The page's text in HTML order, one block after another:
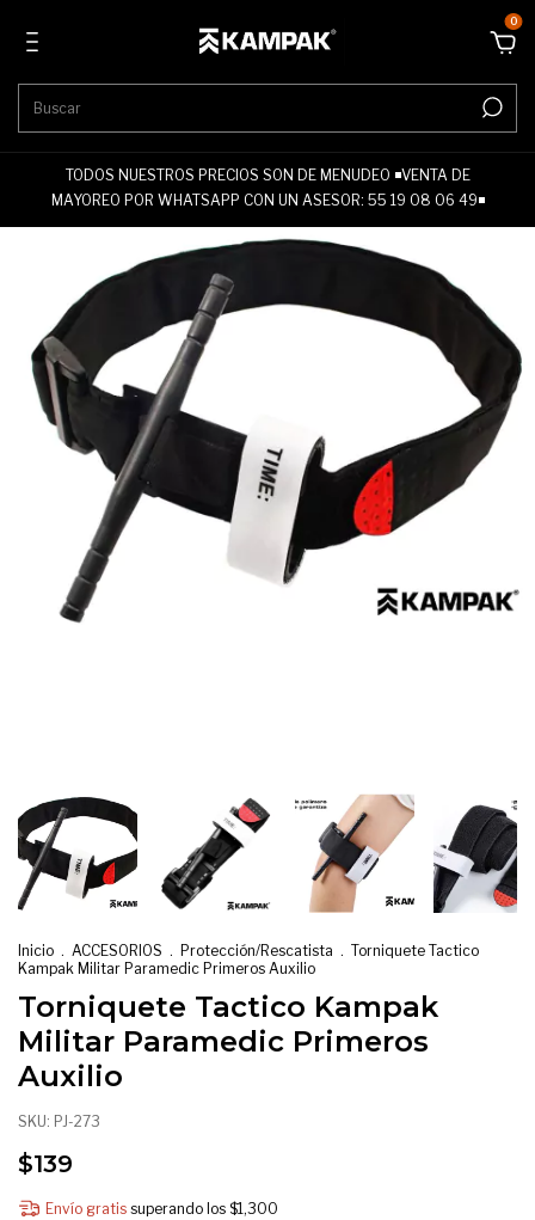
0
TODOS NUESTROS PRECIOS SON DE MENUDEO ◾VENTA DE
MAYOREO POR WHATSAPP CON UN ASESOR: 55 19 08 06 49◾
Inicio . ACCESORIOS . Protección/Rescatista . Torniquete Tactico
Kampak Militar Paramedic Primeros Auxilio
Torniquete Tactico Kampak
Militar Paramedic Primeros
Auxilio
SKU: PJ-273
$139
Envío gratis superando los $1,300